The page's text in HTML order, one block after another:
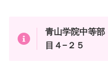
青山学院中等部
目４−２５